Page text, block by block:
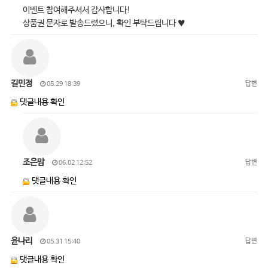
이벤트 참여해주셔서 감사합니다!
상품권 문자로 발송드렸으니, 확인 부탁드립니다 ♥
길민정 05.29 18:39 답변
댓글내용 확인
조은맘 06.02 12:52 답변
댓글내용 확인
윤나리 05.31 15:40 답변
댓글내용 확인